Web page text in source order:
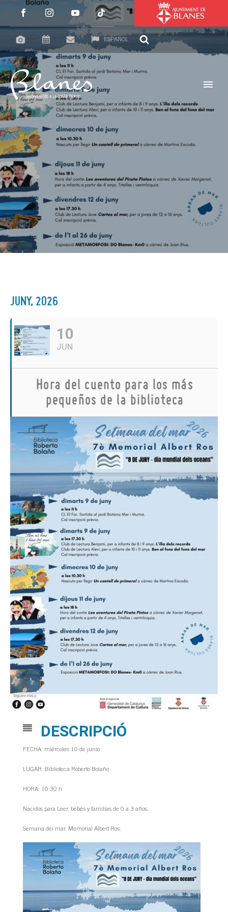
ESPAÑOL
JUNY, 2026
10
JUN
Hora del cuento para los más
pequeños de la biblioteca
DESCRIPCIÓ
FECHA: miércoles 10 de junio
LUGAR: Biblioteca Roberto Bolaño
HORA: 10:30 h
Nacidos para Leer, bebés y familias de 0 a 3 años.
Semana del mar. Memorial Albert Ros.